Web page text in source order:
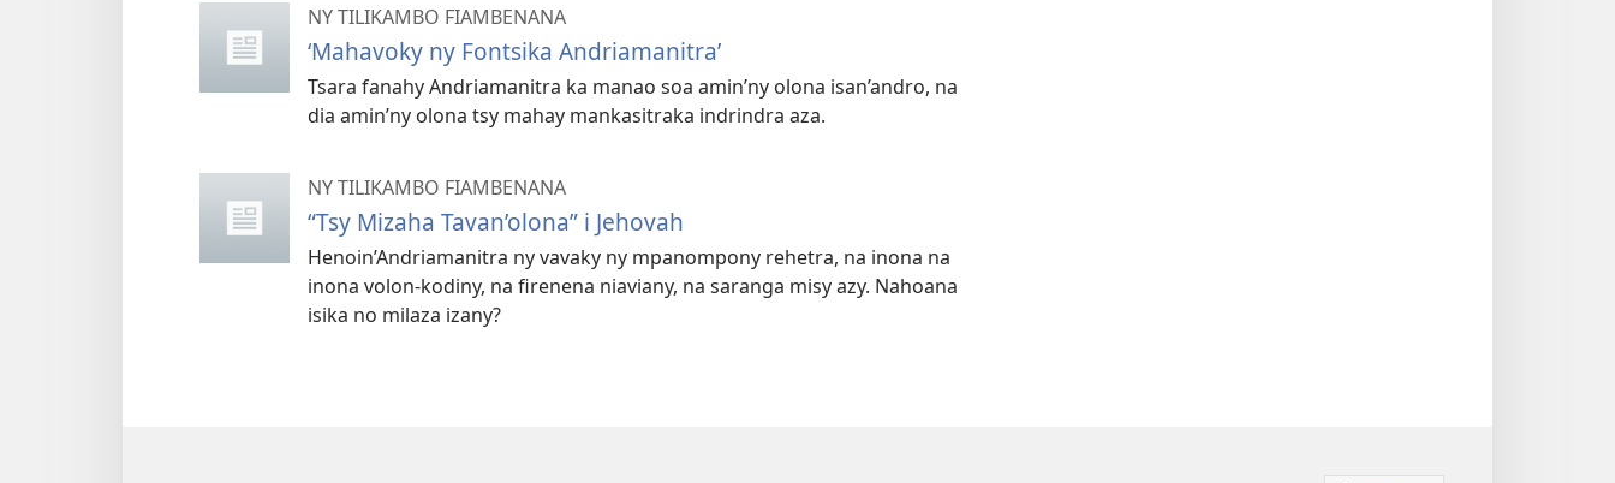
NY TILIKAMBO FIAMBENANA
‘Mahavoky ny Fontsika Andriamanitra’
Tsara fanahy Andriamanitra ka manao soa amin’ny olona isan’andro, na
dia amin’ny olona tsy mahay mankasitraka indrindra aza.
NY TILIKAMBO FIAMBENANA
“Tsy Mizaha Tavan’olona” i Jehovah
Henoin’Andriamanitra ny vavaky ny mpanompony rehetra, na inona na
inona volon-kodiny, na firenena niaviany, na saranga misy azy. Nahoana
isika no milaza izany?